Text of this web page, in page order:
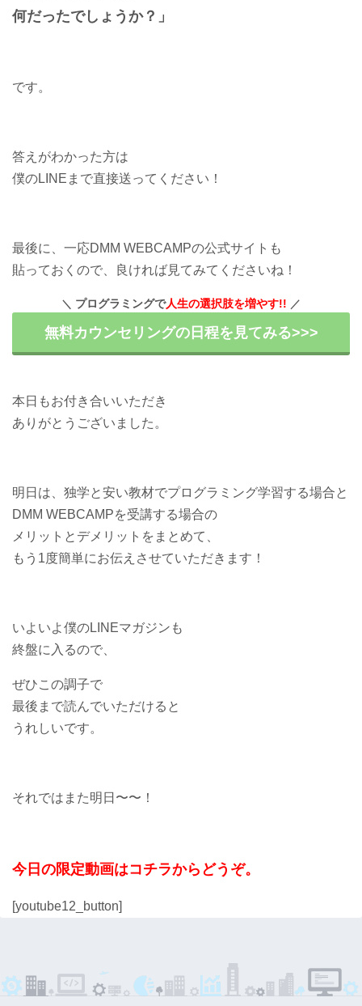
何だったでしょうか？」
です。
答えがわかった方は
僕のLINEまで直接送ってください！
最後に、一応DMM WEBCAMPの公式サイトも
貼っておくので、良ければ見てみてくださいね！
プログラミングで人生の選択肢を増やす!!
無料カウンセリングの日程を見てみる>>>
本日もお付き合いいただき
ありがとうございました。
明日は、独学と安い教材でプログラミング学習する場合と
DMM WEBCAMPを受講する場合の
メリットとデメリットをまとめて、
もう1度簡単にお伝えさせていただきます！
いよいよ僕のLINEマガジンも
終盤に入るので、
ぜひこの調子で
最後まで読んでいただけると
うれしいです。
それではまた明日〜〜！
今日の限定動画はコチラからどうぞ。
[youtube12_button]